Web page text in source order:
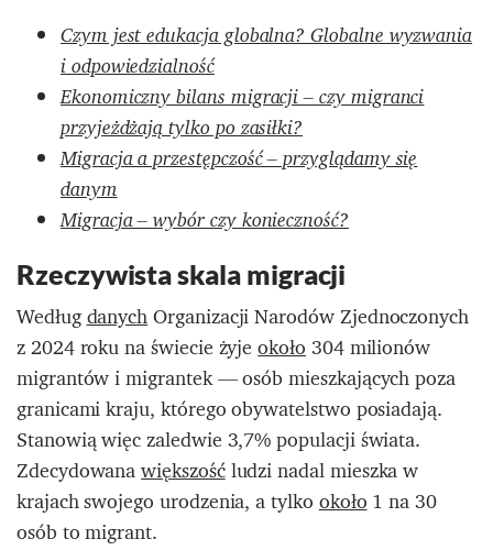
Czym jest edukacja globalna? Globalne wyzwania
i odpowiedzialność
Ekonomiczny bilans migracji – czy migranci
przyjeżdżają tylko po zasiłki?
Migracja a przestępczość – przyglądamy się
danym
Migracja – wybór czy konieczność?
Rzeczywista skala migracji
WedługdanychOrganizacji Narodów Zjednoczonych
z 2024 roku na świecie żyjeokoło304 milionów
migrantów i migrantek — osób mieszkających poza
granicami kraju, którego obywatelstwo posiadają.
Stanowią więc zaledwie 3,7% populacji świata.​
Zdecydowanawiększośćludzi nadal mieszka w
krajach swojego urodzenia, a tylkookoło1 na 30
osób to migrant.